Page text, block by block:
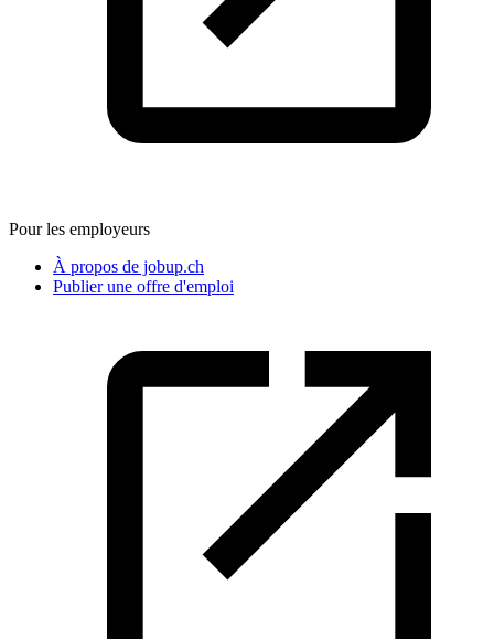
Pour les employeurs
À propos de jobup.ch
Publier une offre d'emploi